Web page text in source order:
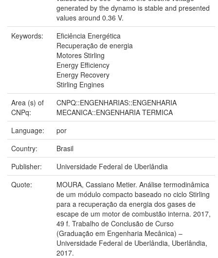
generated by the dynamo is stable and presented
values around 0.36 V.
Keywords:
Eficiência Energética
Recuperação de energia
Motores Stirling
Energy Efficiency
Energy Recovery
Stirling Engines
Area (s) of
CNPq:
CNPQ::ENGENHARIAS::ENGENHARIA
MECANICA::ENGENHARIA TERMICA
Language:
por
Country:
Brasil
Publisher:
Universidade Federal de Uberlândia
Quote:
MOURA, Cassiano Metier. Análise termodinâmica
de um módulo compacto baseado no ciclo Stirling
para a recuperação da energia dos gases de
escape de um motor de combustão interna. 2017,
49 f. Trabalho de Conclusão de Curso
(Graduação em Engenharia Mecânica) –
Universidade Federal de Uberlândia, Uberlândia,
2017.